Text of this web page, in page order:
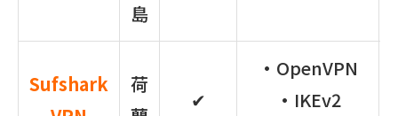
島
Sufshark
荷
✔
•OpenVPN
•IKEv2